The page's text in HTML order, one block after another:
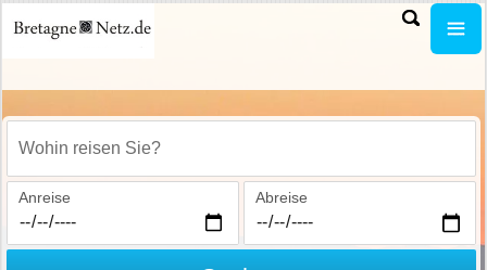
Wohin reisen Sie?
Anreise Abreise